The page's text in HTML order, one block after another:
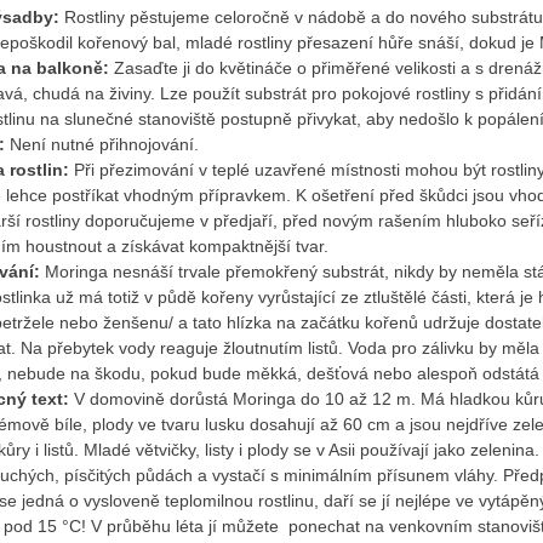
Rostliny pěstujeme celoročně v nádobě a do nového
kořenový bal, mladé rostliny přesazení hůře snáší, dokud
na balkoně:Zasaďte ji do květináče o přiměřené velikosti a s
chudá na živiny. Lze použít substrát pro pokojové rostliny s
na slunečné stanoviště postupně přivykat, aby nedošlo k
Není nutné přihnojování.
rostlin: Při přezimování v teplé uzavřené místnosti mohou být
lehce postříkat vhodným přípravkem. K ošetření před škůdci jsou
rostliny doporučujeme v předjaří, před novým rašením hluboko
houstnout a získávat kompaktnější tvar.
Moringa nesnáší trvale přemokřený substrát, nikdy by neměla
už má totiž v půdě kořeny vyrůstající ze ztluštělé části, která
nebo ženšenu/ a tato hlízka na začátku kořenů udržuje
Na přebytek vody reaguje žloutnutím listů. Voda pro zálivku by
nebude na škodu, pokud bude měkká, dešťová nebo alespoň
text:V domovině dorůstá Moringa do 10 až 12 m. Má hladkou
bíle, plody ve tvaru lusku dosahují až 60 cm a jsou nejdříve
i listů. Mladé větvičky, listy i plody se v Asii používají jako
písčitých půdách a vystačí s minimálním přísunem vláhy.
jedná o vysloveně teplomilnou rostlinu, daří se jí nejlépe ve
pod 15 °C! V průběhu léta jí můžete ponechat na venkovním